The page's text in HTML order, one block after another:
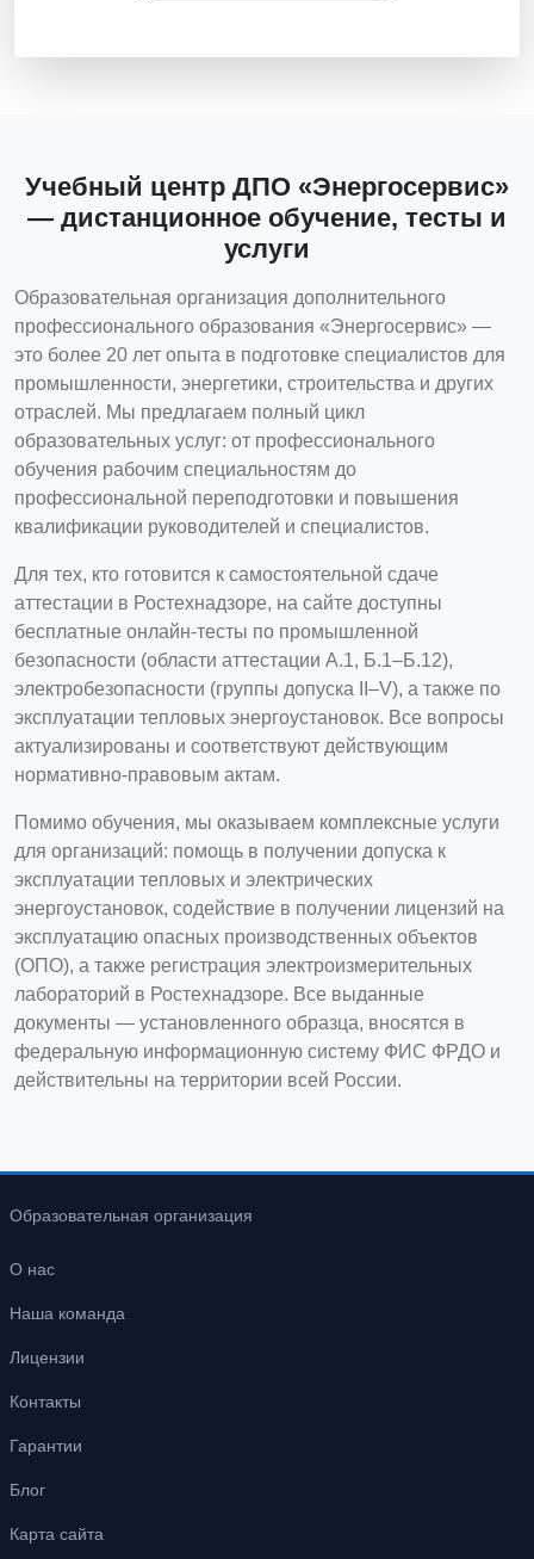
Учебный центр ДПО «Энергосервис»
— дистанционное обучение, тесты и
услуги
Образовательная организация дополнительного
профессионального образования «Энергосервис» —
это более 20 лет опыта в подготовке специалистов для
промышленности, энергетики, строительства и других
отраслей. Мы предлагаем полный цикл
образовательных услуг: от профессионального
обучения рабочим специальностям до
профессиональной переподготовки и повышения
квалификации руководителей и специалистов.
Для тех, кто готовится к самостоятельной сдаче
аттестации в Ростехнадзоре, на сайте доступны
бесплатные онлайн-тесты по промышленной
безопасности (области аттестации А.1, Б.1–Б.12),
электробезопасности (группы допуска II–V), а также по
эксплуатации тепловых энергоустановок. Все вопросы
актуализированы и соответствуют действующим
нормативно-правовым актам.
Помимо обучения, мы оказываем комплексные услуги
для организаций: помощь в получении допуска к
эксплуатации тепловых и электрических
энергоустановок, содействие в получении лицензий на
эксплуатацию опасных производственных объектов
(ОПО), а также регистрация электроизмерительных
лабораторий в Ростехнадзоре. Все выданные
документы — установленного образца, вносятся в
федеральную информационную систему ФИС ФРДО и
действительны на территории всей России.
Образовательная организация
О нас
Наша команда
Лицензии
Контакты
Гарантии
Блог
Карта сайта